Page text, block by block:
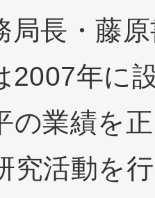
局長・藤
2007年に
の業績を
究活動を